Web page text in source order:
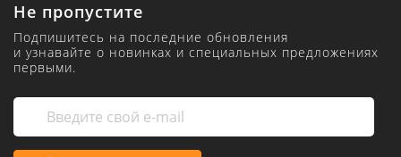
Не пропустите
Подпишитесь на последние обновления
и узнавайте о новинках и специальных предложениях
первыми.